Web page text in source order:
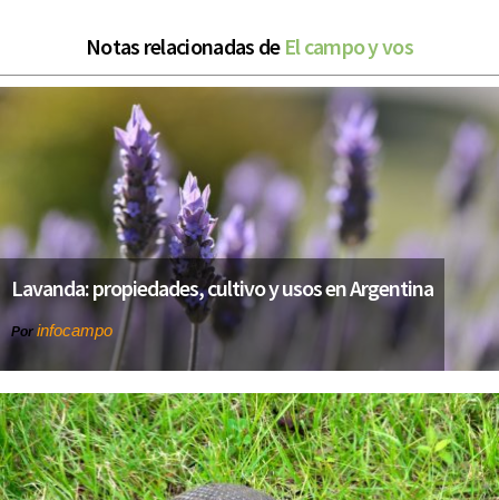
Notas relacionadas de El campo y vos
Lavanda: propiedades, cultivo y usos en Argentina
Por infocampo